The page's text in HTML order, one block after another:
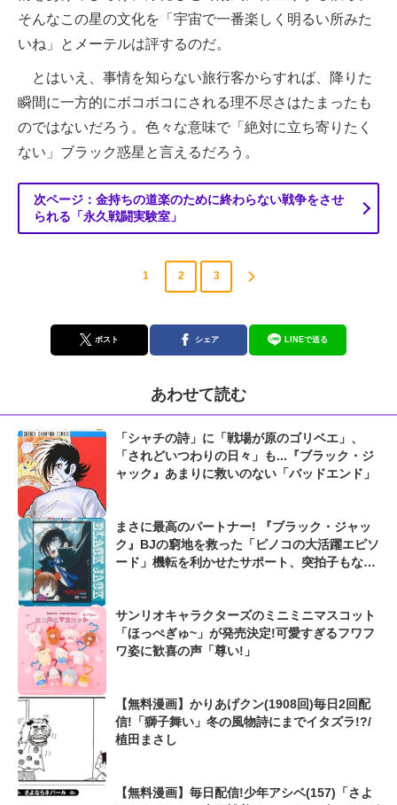
そんなこの星の文化を「宇宙で一番楽しく明るい所みた
いね」とメーテルは評するのだ。
とはいえ、事情を知らない旅行客からすれば、降りた
瞬間に一方的にボコボコにされる理不尽さはたまったも
のではないだろう。色々な意味で「絶対に立ち寄りたく
ない」ブラック惑星と言えるだろう。
次ページ：金持ちの道楽のために終わらない戦争をさせ
られる「永久戦闘実験室」
1 2 3
ポスト シェア LINEで送る
あわせて読む
「シャチの詩」に「戦場が原のゴリベエ」、
「されどいつわりの日々」も...『ブラック・ジ
ャック』あまりに救いのない「バッドエンド」
まさに最高のパートナー! 『ブラック・ジャッ
ク』BJの窮地を救った「ピノコの大活躍エピソ
ード」機転を利かせたサポート、突拍子もない
サンリオキャラクターズのミニミニマスコット
「ほっぺぎゅ~」が発売決定!可愛すぎるフワフ
ワ姿に歓喜の声「尊い!」
【無料漫画】かりあげクン(1908回)毎日2回配
信!「獅子舞い」冬の風物詩にまでイタズラ!?/
植田まさし
【無料漫画】毎日配信!少年アシベ(157)「さよ